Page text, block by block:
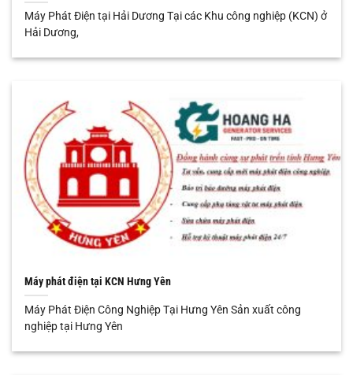
Máy Phát Điện tại Hải Dương Tại các Khu công nghiệp (KCN) ở
Hải Dương,
Máy phát điện tại KCN Hưng Yên
Máy Phát Điện Công Nghiệp Tại Hưng Yên Sản xuất công
nghiệp tại Hưng Yên